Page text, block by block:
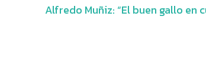
Alfredo Muñiz: “El buen gallo en